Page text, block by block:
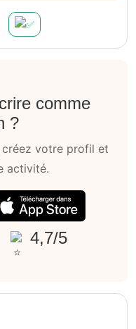
comme
?
votre profil et
activité.
4,7/5